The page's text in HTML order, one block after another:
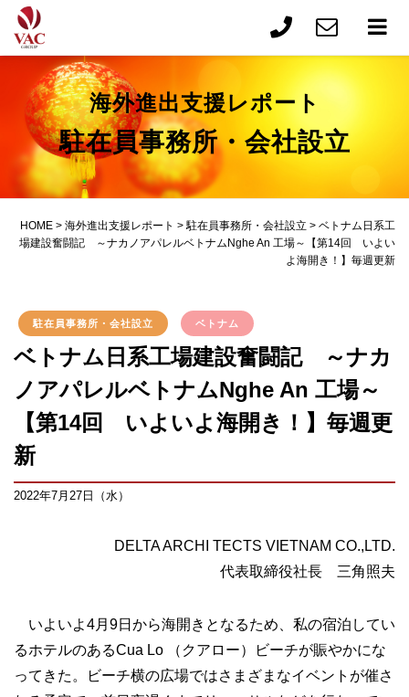
海外進出支援レポート
駐在員事務所・会社設立
HOME > 海外進出支援レポート >駐在員事務所・会社設立 > ベトナム日系工
場建設奮闘記 ～ナカノアパレルベトナムNghe An 工場～【第14回 いよい
よ海開き！】毎週更新
駐在員事務所・会社設立 ベトナム
ベトナム日系工場建設奮闘記 ～ナカ
ノアパレルベトナムNghe An 工場～
【第14回 いよいよ海開き！】毎週更
新
2022年7月27日（水）
DELTA ARCHI TECTS VIETNAM CO.,LTD.
代表取締役社長 三角照夫
いよいよ4月9日から海開きとなるため、私の宿泊してい
るホテルのあるCua Lo （クアロー）ビーチが賑やかにな
ってきた。ビーチ横の広場ではさまざまなイベントが催さ